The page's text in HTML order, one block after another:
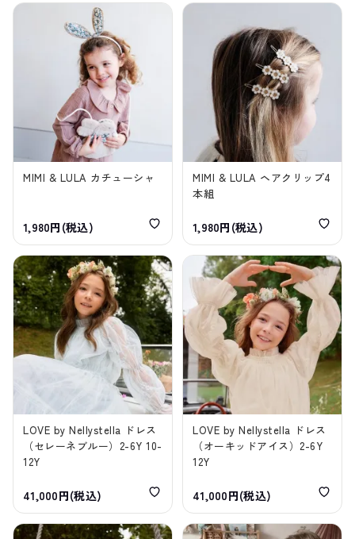
MIMI & LULA カチューシャ
1,980円(税込)
MIMI & LULA ヘアクリップ4
本組
1,980円(税込)
LOVE by Nellystella ドレス
（セレーネブルー）2-6Y 10-
12Y
41,000円(税込)
LOVE by Nellystella ドレス
（オーキッドアイス）2-6Y
12Y
41,000円(税込)